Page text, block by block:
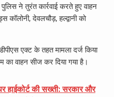
ने तुरंत कार्रवाई करते हुए वाहन
देवलचौड़, हल्द्वानी को
एक्ट के तहत मामला दर्ज किया
वाहन सीज कर दिया गया है।
हाईकोर्ट की सख्ती: सरकार और